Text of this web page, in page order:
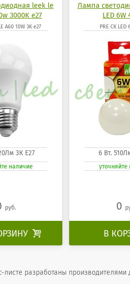
leek le
3000K e27
A60 10W 3K e27
3К Е27
наличие
руб.

Лампа
LED 6W
PRE CK LED
6 Вт.
уточняйте
0
В
разработаны